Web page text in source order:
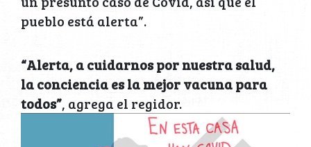
pueblo está alerta”.
“Alerta, a cuidarnos por nuestra salud,
la conciencia es la mejor vacuna para
todos”, agrega el regidor.